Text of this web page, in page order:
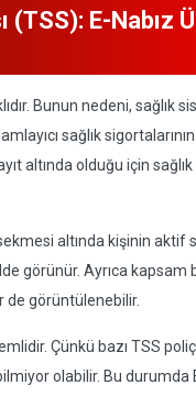
(TSS): E-Nabız
Bunun nedeni, sağlık
sağlık
altında olduğu için
altında kişinin aktif
görünür. Ayrıca kapsam
de görüntülenebilir.
Çünkü bazı TSS
olabilir. Bu durumda